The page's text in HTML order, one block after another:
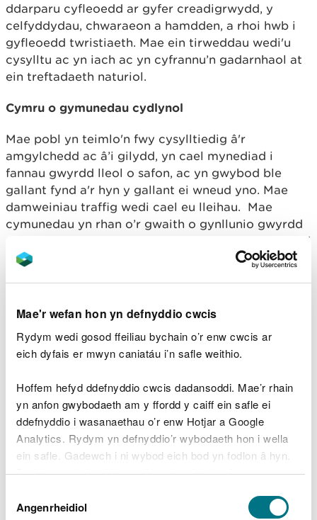
Mae'r wefan hon yn defnyddio cwcis
Rydym wedi gosod ffeiliau bychain o’r enw cwcis ar
eich dyfais er mwyn caniatáu i’n safle weithio.
Hoffem hefyd ddefnyddio cwcis dadansoddi. Mae’r rhain
yn anfon gwybodaeth am y ffordd y caiff ein safle ei
ddefnyddio i wasanaethau o’r enw Hotjar a Google
Analytics. Rydym yn defnyddio’r wybodaeth hon i wella
ein safle. Gadewch i ni wybod eich bod yn fodlon â hyn.
Byddwn yn defnyddio cwci i gadw eich dewis.
Gellirdarllen mwy am ein cwcis cyn i chi ddewis.
Caniatâd
Angenrheidiol
ddarparu cyfleoedd ar gyfer creadigrwydd, y
celfyddydau, chwaraeon a hamdden, a rhoi hwb i
gyfleoedd twristiaeth. Mae ein tirweddau wedi'u
cysylltu ac yn iach ac yn cyfrannu’n gadarnhaol at
ein treftadaeth naturiol.
Cymru o gymunedau cydlynol
Mae pobl yn teimlo'n fwy cysylltiedig â'r
amgylchedd ac â’i gilydd, yn cael mynediad i
fannau gwyrdd lleol o safon, ac yn gwybod ble
gallant fynd a'r hyn y gallant ei wneud yno. Mae
damweiniau traffig wedi cael eu lleihau. Mae
cymunedau yn rhan o’r gwaith o gynllunio gwyrdd
gan greu mannau delfrydol i gymdeithasu â'i gilydd
a meithrin balchder lleol, diogelwch a hunaniaeth
Mae'r buddiannau sy'n deillio o
adnoddau naturiol yn cael eu
dosbarthu mewn modd teg a
maent yn ei wneud tuag at
lesiant yn diwallu ein
hanghenion sylfaenol ac nid yw'n
lleihau nawr nac yn y tymor hir
Mae bywyd gwyllt, cynefinoedd, tirweddau a